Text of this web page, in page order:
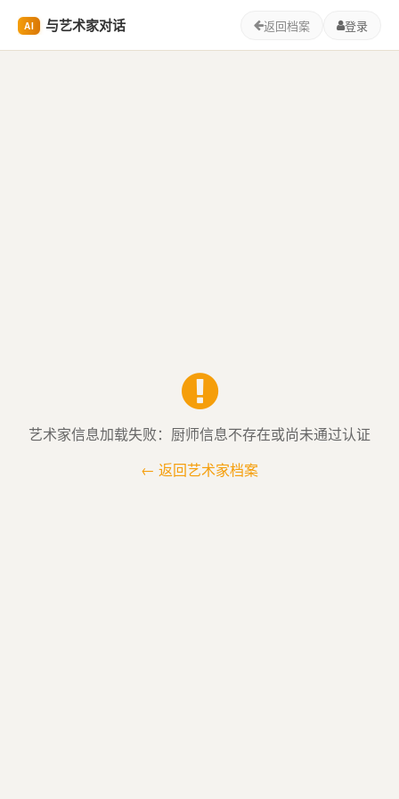
AI 与艺术家对话 返回档案 登录
艺术家信息加载失败：厨师信息不存在或尚未通过认证
← 返回艺术家档案